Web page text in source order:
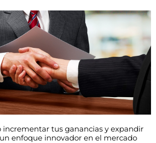
incrementar tus ganancias y expandir
enfoque innovador en el mercado